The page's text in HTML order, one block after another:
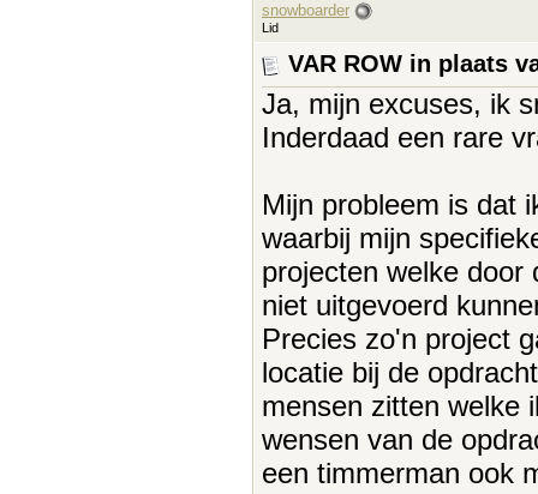
snowboarder
Lid
VAR ROW in plaats
Ja, mijn excuses, ik
Inderdaad een rare
Mijn probleem is dat
waarbij mijn
projecten welke door
niet uitgevoerd
Precies zo'n project
locatie bij de
mensen zitten welke
wensen van de
een timmerman ook